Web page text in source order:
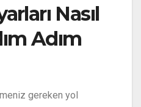
Nasıl
Adım
gereken yol